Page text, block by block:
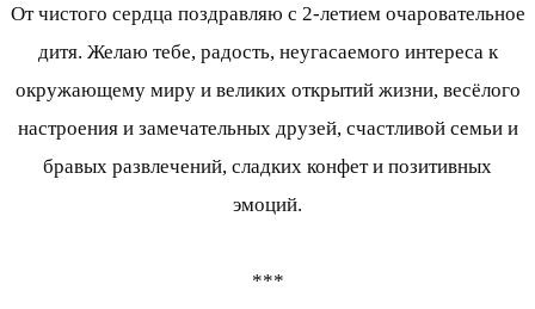
От чистого сердца поздравляю с 2-летием очаровательное
дитя. Желаю тебе, радость, неугасаемого интереса к
окружающему миру и великих открытий жизни, весёлого
настроения и замечательных друзей, счастливой семьи и
бравых развлечений, сладких конфет и позитивных
эмоций.
***